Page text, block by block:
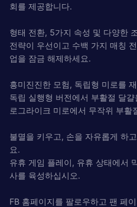
회를 제공합니다.
형태 전환, 5가지 속성 및 다양한
전략이 우선이고 수백 가지 매칭
업을 잠금 해제하세요.
흥미진진한 모험, 독립형 미로를
독립 실행형 버전에서 부활절 달
로그라이크 미로에서 무작위 부활
불멸을 키우고, 손을 자유롭게 하
요.
유휴 게임 플레이, 유휴 상태에서
사를 육성하십시오.
FB 홈페이지를 팔로우하고 팬 페